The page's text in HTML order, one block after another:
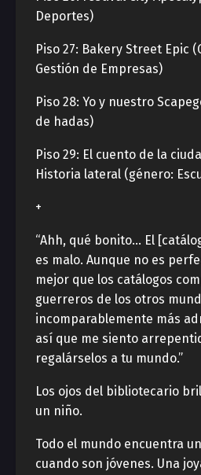
Deportes)
Piso 27: Bakery Street Epic
Gestión de Empresas)
Piso 28: Yo y nuestro
de hadas)
Piso 29: El cuento de la
Historia lateral (género:
+
“Ahh, qué bonito… El
es malo. Aunque no es
mejor que los catálogos
guerreros de los otros
incomparablemente más
así que me siento
regalárselos a tu mundo.”
Los ojos del bibliotecario
un niño.
Todo el mundo encuentra
cuando son jóvenes. Una